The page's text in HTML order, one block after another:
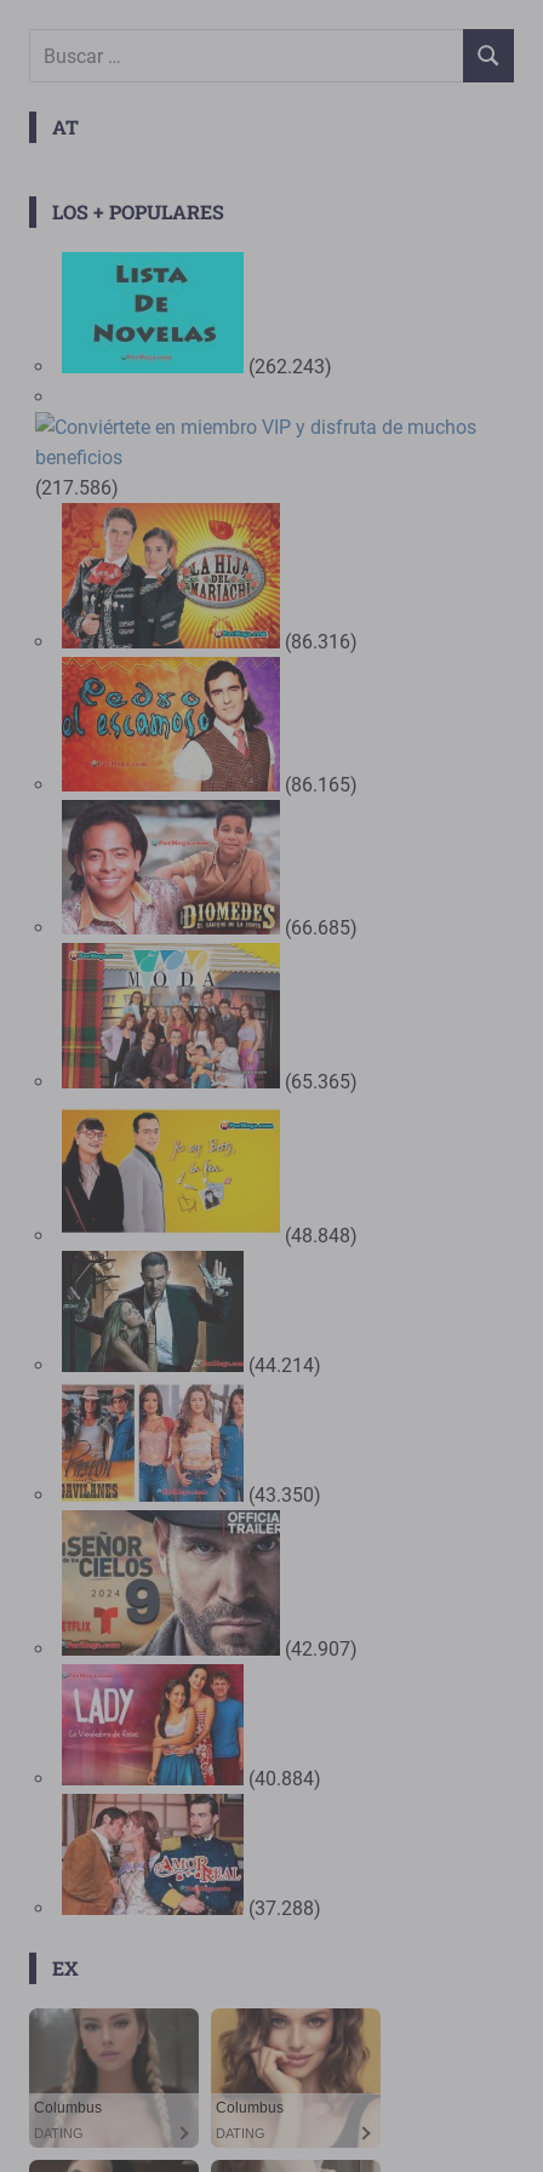
Buscar:
BUSCAR
AT
LOS + POPULARES
(262.243)
(217.586)
(86.316)
(86.165)
(66.685)
(65.365)
(48.848)
(44.214)
(43.350)
(42.907)
(40.884)
(37.288)
EX